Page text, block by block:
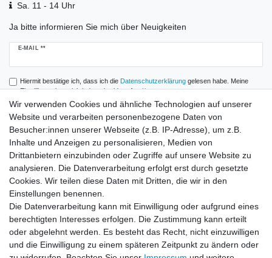
Sa. 11 - 14 Uhr
Ja bitte informieren Sie mich über Neuigkeiten
E-MAIL **
Newsletter
Hiermit bestätige ich, dass ich die Daten­schutz­erklärunggelesen habe. Meine
Einwilligung kann ich jederzeit widerrufen.**
Abonnieren
** Hierbei handelt es sich um ein Pflichtfeld.
Zahlung und Versand
Wir verwenden Cookies und ähnliche Technologien auf unserer
Website und verarbeiten personenbezogene Daten von
Besucher:innen unserer Webseite (z.B. IP-Adresse), um z.B.
Inhalte und Anzeigen zu personalisieren, Medien von
Drittanbietern einzubinden oder Zugriffe auf unsere Website zu
analysieren. Die Datenverarbeitung erfolgt erst durch gesetzte
Cookies. Wir teilen diese Daten mit Dritten, die wir in den
Einstellungen benennen.
Die Datenverarbeitung kann mit Einwilligung oder aufgrund eines
berechtigten Interesses erfolgen. Die Zustimmung kann erteilt
oder abgelehnt werden. Es besteht das Recht, nicht einzuwilligen
und die Einwilligung zu einem späteren Zeitpunkt zu ändern oder